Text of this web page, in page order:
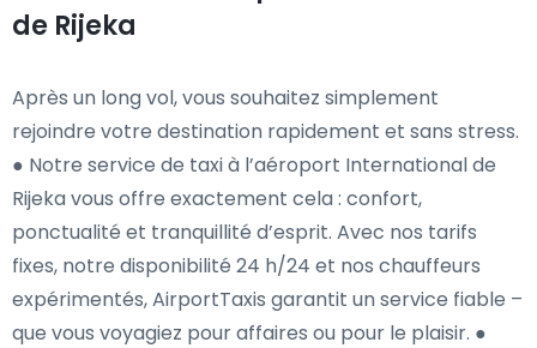
de Rijeka
Après un long vol, vous souhaitez simplement
rejoindre votre destination rapidement et sans stress.
● Notre service de taxi à l’aéroport International de
Rijeka vous offre exactement cela : confort,
ponctualité et tranquillité d’esprit. Avec nos tarifs
fixes, notre disponibilité 24 h/24 et nos chauffeurs
expérimentés, AirportTaxis garantit un service fiable –
que vous voyagiez pour affaires ou pour le plaisir. ●